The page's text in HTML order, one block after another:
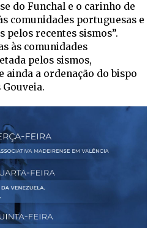
do Funchal e o carinho de
comunidades portuguesas e
pelos recentes sismos”.
às comunidades
pelos sismos,
ainda a ordenação do bispo
Gouveia.